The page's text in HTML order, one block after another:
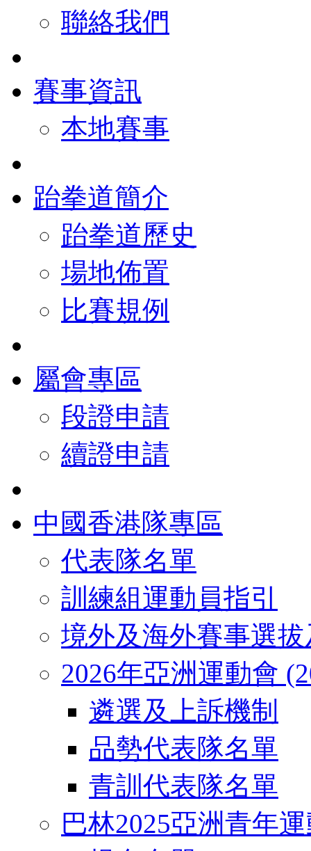
聯絡我們
賽事資訊
本地賽事
跆拳道簡介
跆拳道歷史
場地佈置
比賽規例
屬會專區
段證申請
續證申請
中國香港隊專區
代表隊名單
訓練組運動員指引
境外及海外賽事選
2026年亞洲運動會
遴選及上訴機制
品勢代表隊名單
青訓代表隊名單
巴林2025亞洲青年